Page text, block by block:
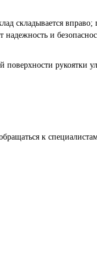
вправо;
и
рукоятки
к